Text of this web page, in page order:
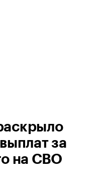
за
на СВО